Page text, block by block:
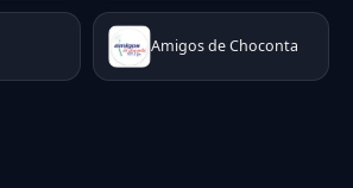
Amigos de Choconta